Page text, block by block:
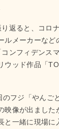
返ると、コロ
ルメーカーなど
ンフィデンス
ウッド作品「
フジ「やんご
映像が出ました
と一緒に現場に